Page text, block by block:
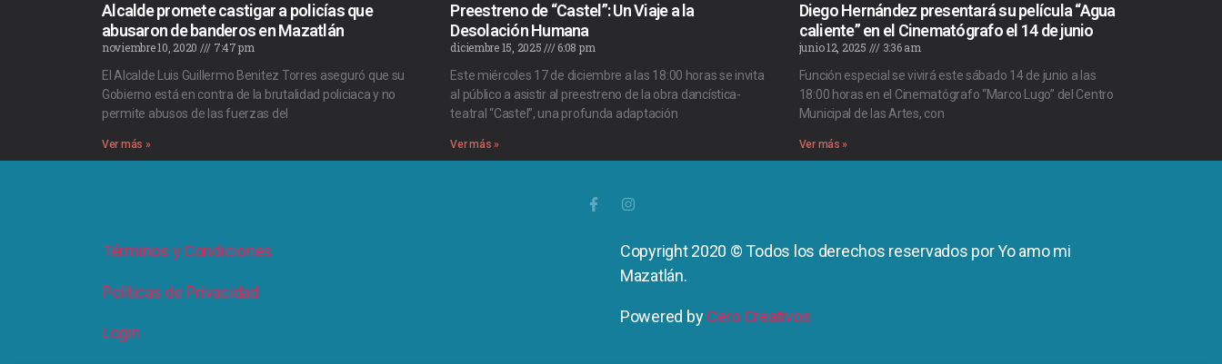
Alcalde promete castigar a policías que
abusaron de banderos en Mazatlán
noviembre 10, 2020
7:47 pm
El Alcalde Luis Guillermo Benitez Torres aseguró que su
Gobierno está en contra de la brutalidad policiaca y no
permite abusos de las fuerzas del
Ver más »
Preestreno de “Castel”: Un Viaje a la
Desolación Humana
diciembre 15, 2025
6:08 pm
Este miércoles 17 de diciembre a las 18:00 horas se invita
al público a asistir al preestreno de la obra dancística-
teatral “Castel”, una profunda adaptación
Ver más »
Diego Hernández presentará su película “Agua
caliente” en el Cinematógrafo el 14 de junio
junio 12, 2025
3:36 am
Función especial se vivirá este sábado 14 de junio a las
18:00 horas en el Cinematógrafo “Marco Lugo” del Centro
Municipal de las Artes, con
Ver más »
Términos y Condiciones
Políticas de Privacidad
Login
Copyright 2020 © Todos los derechos reservados por Yo amo mi
Mazatlán.
Powered byCero Creativos